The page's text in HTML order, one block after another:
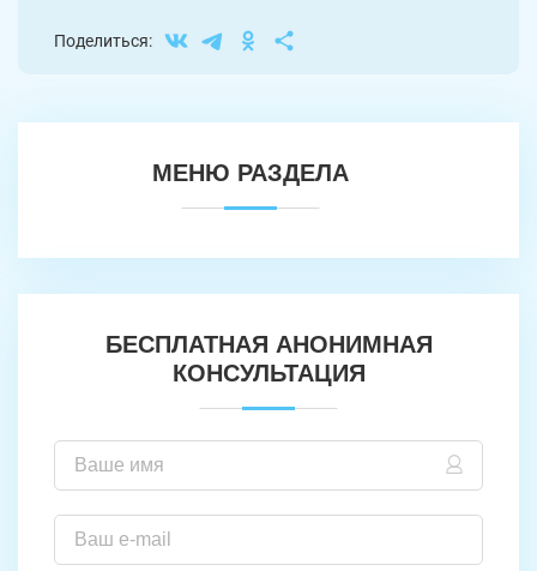
Поделиться:
МЕНЮ РАЗДЕЛА
БЕСПЛАТНАЯ АНОНИМНАЯ
КОНСУЛЬТАЦИЯ